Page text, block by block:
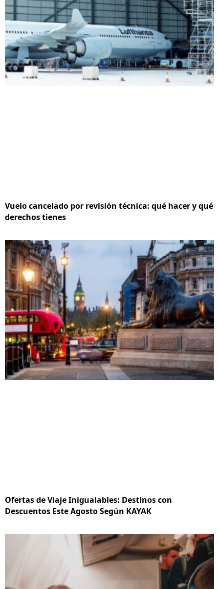
Vuelo cancelado por revisión técnica: qué hacer y qué
derechos tienes
Ofertas de Viaje Inigualables: Destinos con
Descuentos Este Agosto Según KAYAK